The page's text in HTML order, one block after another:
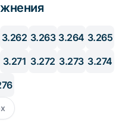
3.262 3.263 3.264 3.265
3.271 3.272 3.273 3.274